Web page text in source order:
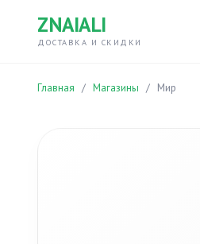
ZNAIALI
ДОСТАВКА И СКИДКИ
Главная / Магазины / Мир